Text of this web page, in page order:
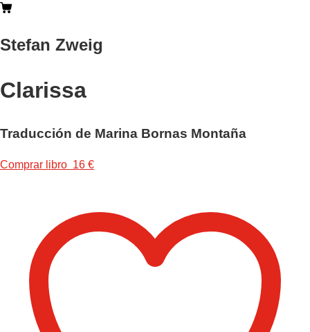
Stefan Zweig
Clarissa
Traducción de Marina Bornas Montaña
Comprar libro 16 €